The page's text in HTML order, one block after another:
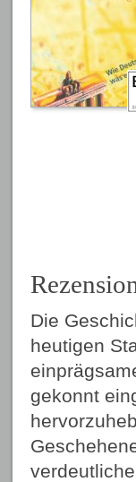
Die
heutigen
gekonnt